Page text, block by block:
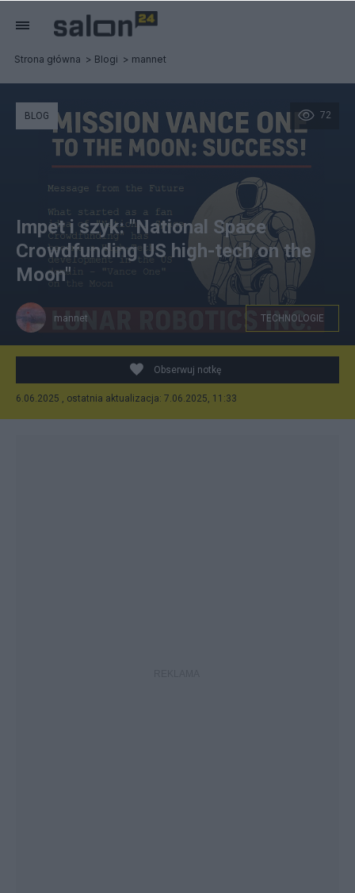
Strona główna Blogi mannet
Ilustracja do idei robot humanoidalny "Vance One" na
72
BLOG
Impet i szyk: "National Space
Crowdfunding US high-tech on the
Moon"
mannet TECHNOLOGIE
Obserwuj notkę
6.06.2025 , ostatnia aktualizacja: 7.06.2025, 11:33